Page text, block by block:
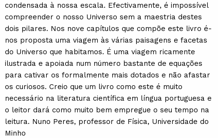
condensada à nossa escala. Efectivamente, é impossível
compreender o nosso Universo sem a maestria destes
dois pilares. Nos nove capítulos que compõe este livro é-
nos proposta uma viagem às várias paisagens e facetas
do Universo que habitamos. É uma viagem ricamente
ilustrada e apoiada num número bastante de equações
para cativar os formalmente mais dotados e não afastar
os curiosos. Creio que um livro como este é muito
necessário na literatura científica em língua portuguesa e
o leitor dará como muito bem empregue o seu tempo na
leitura. Nuno Peres, professor de Física, Universidade do
Minho